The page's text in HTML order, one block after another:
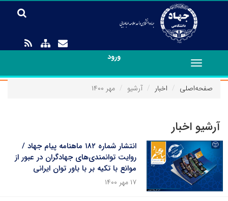
ورود
Toggle
navigation
صفحه‌اصلی
اخبار آرشیو مهر ۱۴۰۰
آرشیو اخبار
انتشار شماره‌ ۱۸۲ ماهنامه پیام جهاد /
روایت توانمندی‌های جهادگران در عبور از
موانع با تکیه بر با باور توان ایرانی
۱۷ مهر ۱۴۰۰